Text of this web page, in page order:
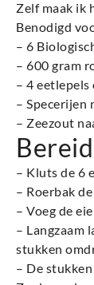
Zelf maak ik
Benodigd
– 6
– 600 gram
– 4
– Specerijen
– Zeezout
– Kluts de 6
– Roerbak
– Voeg de
– Langzaam
stukken
– De